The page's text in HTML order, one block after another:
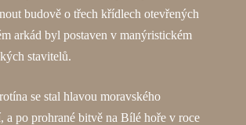
budově o třech křídlech otevřených
arkád byl postaven v manýristickém
stavitelů.
se stal hlavou moravského
a po prohrané bitvě na Bílé hoře v roce